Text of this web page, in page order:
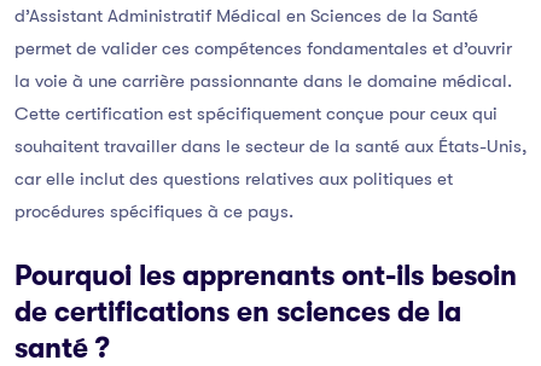
d’Assistant Administratif Médical en Sciences de la Santé
permet de valider ces compétences fondamentales et d’ouvrir
la voie à une carrière passionnante dans le domaine médical.
Cette certification est spécifiquement conçue pour ceux qui
souhaitent travailler dans le secteur de la santé aux États-Unis,
car elle inclut des questions relatives aux politiques et
procédures spécifiques à ce pays.
Pourquoi les apprenants ont-ils besoin
de certifications en sciences de la
santé ?